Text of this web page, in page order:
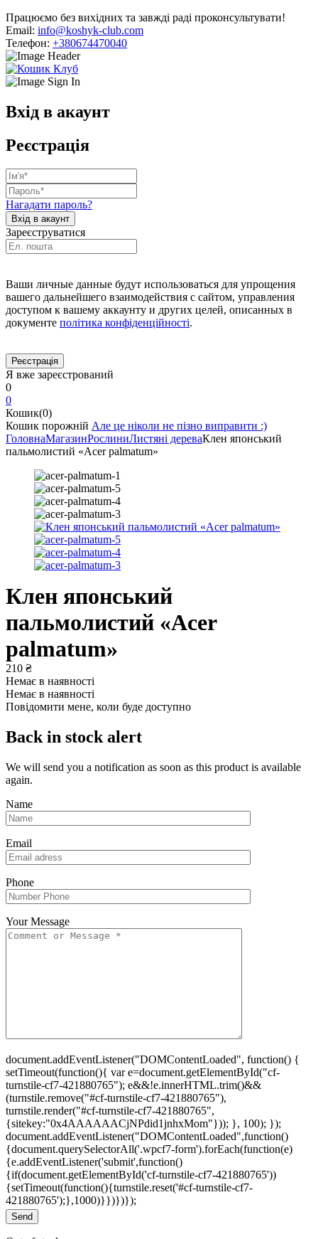
Працюємо без вихідних та завжді раді проконсультувати!
Email: info@koshyk-club.com
Телефон: +380674470040
Вхід в акаунт
Реєстрація
Нагадати пароль?
Зареєструватися
Ваши личные данные будут использоваться для упрощения
вашего дальнейшего взаимодействия с сайтом, управления
доступом к вашему аккаунту и других целей, описанных в
документе політика конфіденційності.
Я вже зареєстрований
0
0
Кошик(0)
Кошик порожній Але це ніколи не пізно виправити :)
ГоловнаМагазинРослиниЛистяні дереваКлен японський
пальмолистий «Acer palmatum»
Клен японський
пальмолистий «Acer
palmatum»
210 ₴
Немає в наявності
Немає в наявності
Повідомити мене, коли буде доступно
Back in stock alert
We will send you a notification as soon as this product is available
again.
Name
Email
Phone
Your Message
document.addEventListener("DOMContentLoaded", function() {
setTimeout(function(){ var e=document.getElementById("cf-
turnstile-cf7-421880765"); e&&!e.innerHTML.trim()&&
(turnstile.remove("#cf-turnstile-cf7-421880765"),
turnstile.render("#cf-turnstile-cf7-421880765",
{sitekey:"0x4AAAAAACjNPdid1jnhxMom"})); }, 100); });
document.addEventListener("DOMContentLoaded",function()
{document.querySelectorAll('.wpcf7-form').forEach(function(e)
{e.addEventListener('submit',function()
{if(document.getElementById('cf-turnstile-cf7-421880765'))
{setTimeout(function(){turnstile.reset('#cf-turnstile-cf7-
421880765');},1000)}})})});